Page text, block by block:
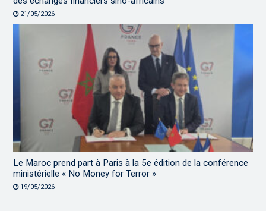
21/05/2026
Le Maroc prend part à Paris à la 5e édition de la conférence
ministérielle « No Money for Terror »
19/05/2026